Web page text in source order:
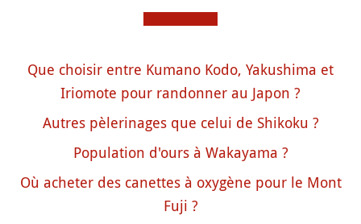
Que choisir entre Kumano Kodo, Yakushima et
Iriomote pour randonner au Japon ?
Autres pèlerinages que celui de Shikoku ?
Population d'ours à Wakayama ?
Où acheter des canettes à oxygène pour le Mont
Fuji ?